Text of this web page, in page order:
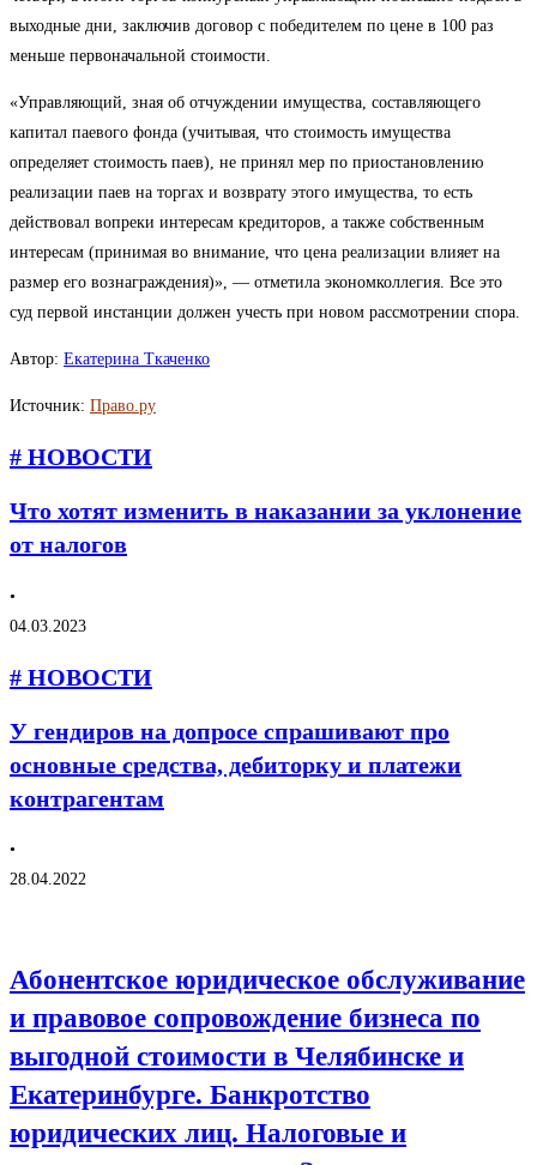
выходные дни, заключив договор с победителем по цене в 100 раз
меньше первоначальной стоимости.
«Управляющий, зная об отчуждении имущества, составляющего
капитал паевого фонда (учитывая, что стоимость имущества
определяет стоимость паев), не принял мер по приостановлению
реализации паев на торгах и возврату этого имущества, то есть
действовал вопреки интересам кредиторов, а также собственным
интересам (принимая во внимание, что цена реализации влияет на
размер его вознаграждения)», — отметила экономколлегия. Все это
суд первой инстанции должен учесть при новом рассмотрении спора.
Автор: Екатерина Ткаченко
Источник: Право.ру
# НОВОСТИ
Что хотят изменить в наказании за уклонение
от налогов
•
04.03.2023
# НОВОСТИ
У гендиров на допросе спрашивают про
основные средства, дебиторку и платежи
контрагентам
•
28.04.2022
Абонентское юридическое обслуживание
и правовое сопровождение бизнеса по
выгодной стоимости в Челябинске и
Екатеринбурге. Банкротство
юридических лиц. Налоговые и